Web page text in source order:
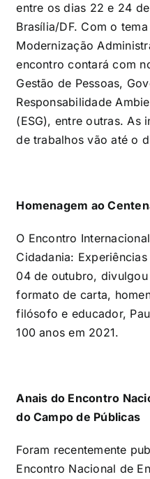
entre os dias 22 e 24
Brasília/DF. Com o
Modernização
encontro contará com
Gestão de Pessoas,
Responsabilidade
(ESG), entre outras. As
de trabalhos vão até o
Homenagem ao
O Encontro
Cidadania:
04 de outubro,
formato de carta,
filósofo e educador,
100 anos em 2021.
Anais do Encontro
do Campo de Públicas
Foram recentemente
Encontro Nacional de